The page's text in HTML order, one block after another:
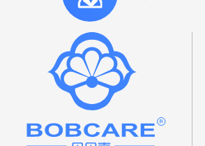
斯斯坦助孕
《家庭法》
尔吉斯斯坦
助孕行为，
托人向助孕